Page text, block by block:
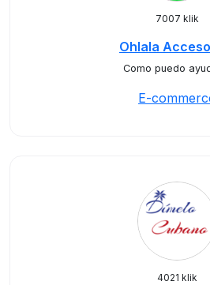
7007 klik
Ohlala
Como puedo
E-
4021 klik